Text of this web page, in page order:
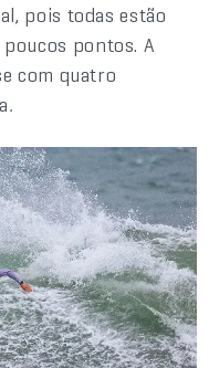
pois todas estão
pontos. A
com quatro
.